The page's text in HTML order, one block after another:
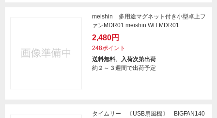
meishin 多用途マグネット付き小型卓上フ
ァンMDR01 meishin WH MDR01
2,480円
248ポイント
送料無料、入荷次第出荷
約２～３週間で出荷予定
タイムリー 〔USB扇風機〕 BIGFAN140